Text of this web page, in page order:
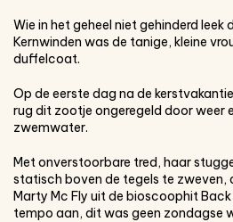
Wie in het geheel niet gehinderd leek
Kernwinden was de tanige, kleine
duffelcoat.
Op de eerste dag na de
rug dit zootje ongeregeld door weer
zwemwater.
Met onverstoorbare tred, haar
statisch boven de tegels te zweven,
Marty Mc Fly uit de bioscoophit
tempo aan, dit was geen zondagse